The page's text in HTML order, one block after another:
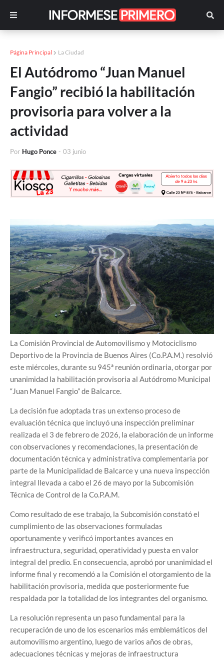
Página Principal La Ciudad
El Autódromo “Juan Manuel
Fangio” recibió la habilitación
provisoria para volver a la
actividad
Por Hugo Ponce - 03 junio
La Comisión Provincial de Automovilismo y Motociclismo
Deportivo de la Provincia de Buenos Aires (Co.P.A.M.) resolvió
este miércoles, durante su 945ª reunión ordinaria, otorgar por
unanimidad la habilitación provisoria al Autódromo Municipal
“Juan Manuel Fangio” de Balcarce.
La decisión fue adoptada tras un extenso proceso de
evaluación técnica que incluyó una inspección preliminar
realizada el 3 de febrero de 2026, la elaboración de un informe
con observaciones y recomendaciones, la presentación de
documentación técnica y administrativa complementaria por
parte de la Municipalidad de Balcarce y una nueva inspección
integral llevada a cabo el 26 de mayo por la Subcomisión
Técnica de Control de la Co.P.A.M.
Como resultado de ese trabajo, la Subcomisión constató el
cumplimiento de las observaciones formuladas
oportunamente y verificó importantes avances en
infraestructura, seguridad, operatividad y puesta en valor
integral del predio. En consecuencia, aprobó por unanimidad el
informe final y recomendó a la Comisión el otorgamiento de la
habilitación provisoria, medida que posteriormente fue
respaldada por la totalidad de los integrantes del organismo.
La resolución representa un paso fundamental para la
recuperación de uno de los escenarios más emblemáticos del
automovilismo argentino, luego de varios años de obras,
adecuaciones técnicas y mejoras de infraestructura